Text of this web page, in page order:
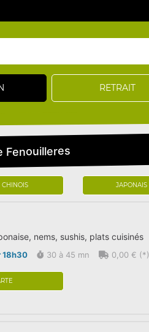
RETRAIT
Fenouilleres
CHINOIS JAPONAIS
nems, sushis, plats cuisinés
18h30 30 à 45 mn 0,00 € (*)